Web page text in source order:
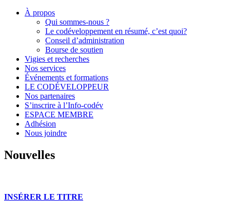
À propos
Qui sommes-nous ?
Le codéveloppement en résumé, c’est quoi?
Conseil d’administration
Bourse de soutien
Vigies et recherches
Nos services
Événements et formations
LE CODÉVELOPPEUR
Nos partenaires
S’inscrire à l’Info-codév
ESPACE MEMBRE
Adhésion
Nous joindre
Nouvelles
INSÉRER LE TITRE